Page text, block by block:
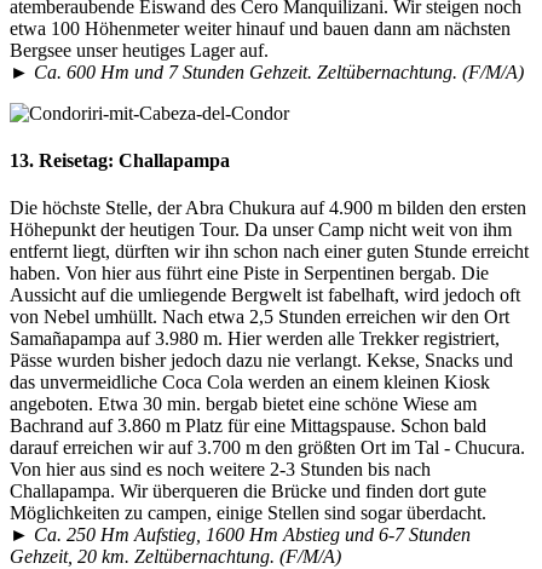
atemberaubende Eiswand des Cero Manquilizani. Wir steigen noch
etwa 100 Höhenmeter weiter hinauf und bauen dann am nächsten
Bergsee unser heutiges Lager auf.
► Ca. 600 Hm und 7 Stunden Gehzeit. Zeltübernachtung. (F/M/A)
13. Reisetag: Challapampa
Die höchste Stelle, der Abra Chukura auf 4.900 m bilden den ersten
Höhepunkt der heutigen Tour. Da unser Camp nicht weit von ihm
entfernt liegt, dürften wir ihn schon nach einer guten Stunde erreicht
haben. Von hier aus führt eine Piste in Serpentinen bergab. Die
Aussicht auf die umliegende Bergwelt ist fabelhaft, wird jedoch oft
von Nebel umhüllt. Nach etwa 2,5 Stunden erreichen wir den Ort
Samañapampa auf 3.980 m. Hier werden alle Trekker registriert,
Pässe wurden bisher jedoch dazu nie verlangt. Kekse, Snacks und
das unvermeidliche Coca Cola werden an einem kleinen Kiosk
angeboten. Etwa 30 min. bergab bietet eine schöne Wiese am
Bachrand auf 3.860 m Platz für eine Mittagspause. Schon bald
darauf erreichen wir auf 3.700 m den größten Ort im Tal - Chucura.
Von hier aus sind es noch weitere 2-3 Stunden bis nach
Challapampa. Wir überqueren die Brücke und finden dort gute
Möglichkeiten zu campen, einige Stellen sind sogar überdacht.
► Ca. 250 Hm Aufstieg, 1600 Hm Abstieg und 6-7 Stunden
Gehzeit, 20 km. Zeltübernachtung. (F/M/A)